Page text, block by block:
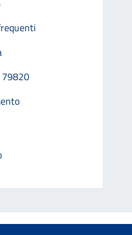
79820